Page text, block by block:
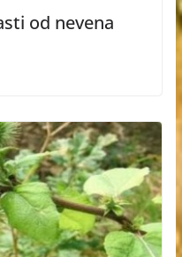
od nevena